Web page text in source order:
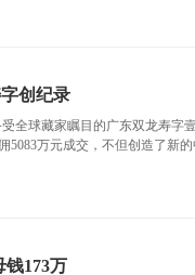
创纪录
全球藏家瞩目的广东双龙寿字
5083万元成交，不但创造了新的
钱173万